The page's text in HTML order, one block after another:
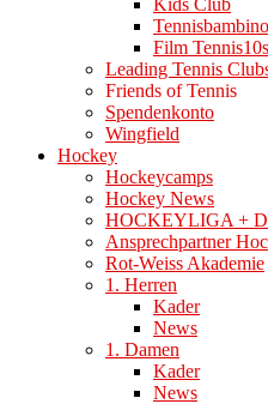
Kids Club
Film Tennis10s
Leading Tennis
Friends of Tennis
Spendenkonto
Wingfield
Hockey
Hockeycamps
Hockey News
HOCKEYLIGA +
Ansprechpartner
Rot-Weiss Akademie
1. Herren
Kader
News
1. Damen
Kader
News